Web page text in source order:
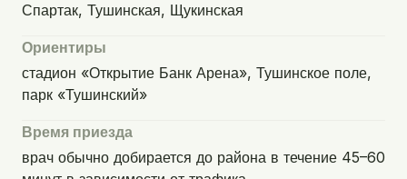
Спартак, Тушинская, Щукинская
Ориентиры
стадион «Открытие Банк Арена», Тушинское поле,
парк «Тушинский»
Время приезда
врач обычно добирается до района в течение 45–60